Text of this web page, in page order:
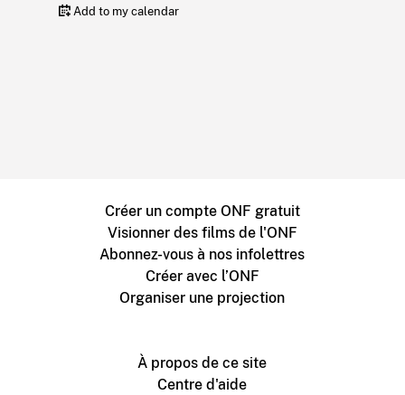
Add to my calendar
Créer un compte ONF gratuit
Visionner des films de l'ONF
Abonnez-vous à nos infolettres
Créer avec l’ONF
Organiser une projection
À propos de ce site
Centre d'aide